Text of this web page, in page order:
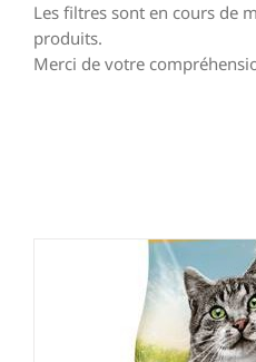
Les filtres sont en cours de
produits.
Merci de votre